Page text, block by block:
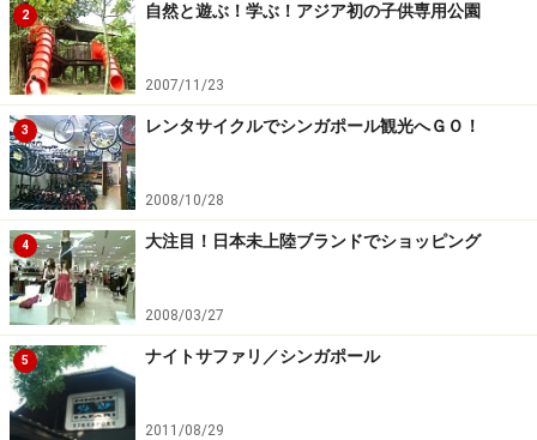
て利用するのもよし。かなりの人気店なので、訪れる前
にネットなどから予約をしておくのを忘れずに。
＜DATA＞
■PS.CAFE at HARDING
住所： 28B Harding Road
TEL： 6479-3343(+65)
※リザベーションは9070-8782(+65)
営業時間：ブランチ／週末9:30～18:30(L.O.フード
16:00、ドリンク18:30) ランチ＆ティー／平日11:30～
18:30(L.O.フード16:00、ドリンク18:30) ディナー／月～
木＆日曜18:30～24:00(L.O.フード22:30、ドリンク
23:00)、金・土曜18:30～翌2:00(L.O.フード22:30、ドリン
2 自然と遊ぶ！学ぶ！アジア初の子供専用公園
2007/11/23
3 レンタサイクルでシンガポール観光へＧＯ！
2008/10/28
4 大注目！日本未上陸ブランドでショッピング
2008/03/27
5 ナイトサファリ／シンガポール
2011/08/29